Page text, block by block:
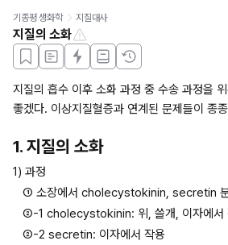
기종평 생화학 지질대사
지질의 소화
지질의 흡수 이후 소화 과정 중 수송 과정을
좋겠다. 이상지질혈증과 연계된 문제들이 종
1. 지질의 소화
1) 과정
① 소장에서 cholecystokinin, secretin 분
②-1 cholecystokinin: 위, 쓸개, 이자에서
②-2 secretin: 이자에서 작용